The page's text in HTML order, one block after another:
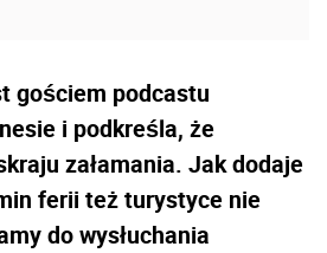
gościem podcastu
i podkreśla, że
załamania. Jak dodaje
ferii też turystyce nie
do wysłuchania